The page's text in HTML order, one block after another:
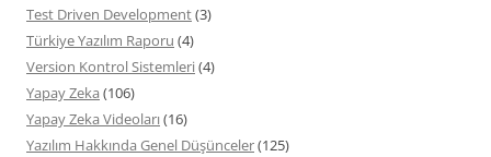
Test Driven Development(3)
Türkiye Yazılım Raporu (4)
Version Kontrol Sistemleri(4)
Yapay Zeka (106)
Yapay Zeka Videoları(16)
Yazılım Hakkında Genel Düşünceler(125)